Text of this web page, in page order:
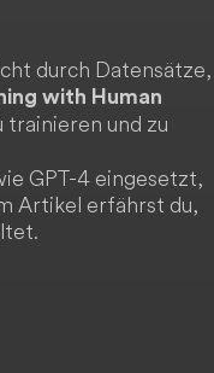
durch Datensätze,
with Human
trainieren und zu
GPT-4 eingesetzt,
Artikel erfährst du,